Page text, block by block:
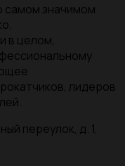
самом значимом
в целом,
лидеров
переулок, д. 1,